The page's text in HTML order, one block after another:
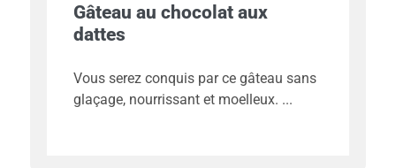
Gâteau au chocolat aux
dattes
Vous serez conquis par ce gâteau sans
glaçage, nourrissant et moelleux.